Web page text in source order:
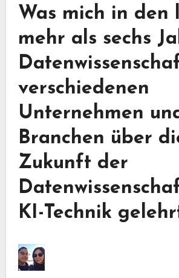
Was mich in den
mehr als sechs
verschiedenen
Unternehmen
Branchen über
Zukunft der
KI-Technik